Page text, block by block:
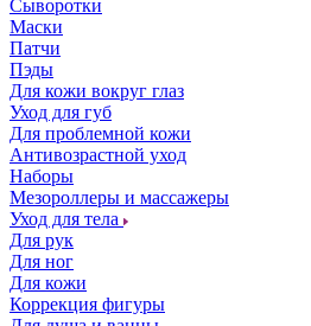
Сыворотки
Маски
Патчи
Пэды
Для кожи вокруг глаз
Уход для губ
Для проблемной кожи
Антивозрастной уход
Наборы
Мезороллеры и массажеры
Уход для тела
Для рук
Для ног
Для кожи
Коррекция фигуры